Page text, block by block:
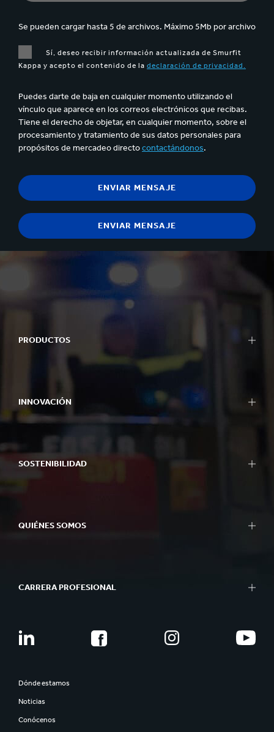
Se pueden cargar hasta 5 de archivos. Máximo 5Mb por archivo
Sí, deseo recibir información actualizada de Smurfit
Kappa y acepto el contenido de la declaración de privacidad.
Puedes darte de baja en cualquier momento utilizando el
vínculo que aparece en los correos electrónicos que recibas.
Tiene el derecho de objetar, en cualquier momento, sobre el
procesamiento y tratamiento de sus datos personales para
propósitos de mercadeo directocontactándonos.
PRODUCTOS
INNOVACIÓN
SOSTENIBILIDAD
QUIÉNES SOMOS
CARRERA PROFESIONAL
Dónde estamos
Noticias
Conócenos